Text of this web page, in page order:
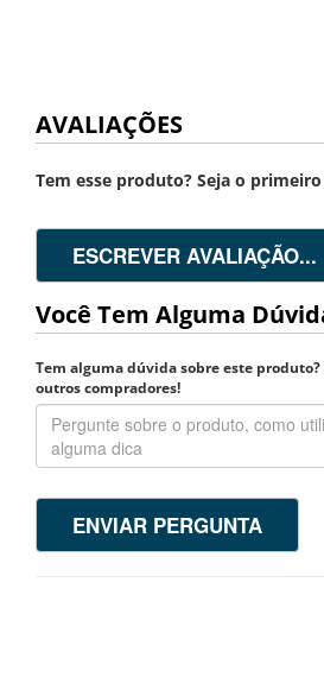
AVALIAÇÕES
Tem esse produto? Seja o
ESCREVER AVALIAÇÃO...
Você Tem Alguma
Tem alguma dúvida sobre este
outros compradores!
ENVIAR PERGUNTA